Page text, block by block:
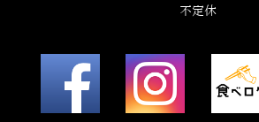
不定休